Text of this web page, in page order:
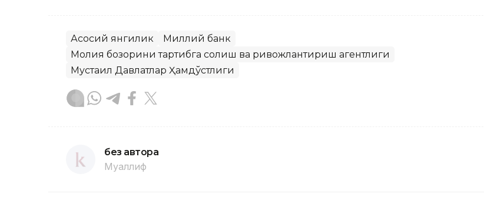
Асосий янгилик
Миллий банк
Молия бозорини тартибга солиш ва ривожлантириш агентлиги
Мустақил Давлатлар Ҳамдўстлиги
без автора
Муаллиф